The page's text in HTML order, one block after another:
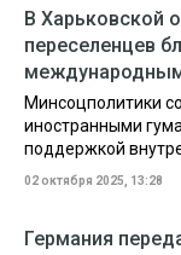
В Харьковской
переселенцев
Минсоцполитики
иностранными
поддержкой
02 октября 2025, 13:28
Германия